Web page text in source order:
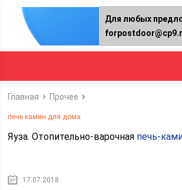
Главная Прочее
печь камин для дома
Яуза. Отопительно-варочная печь-
17.07.2018
Для любых